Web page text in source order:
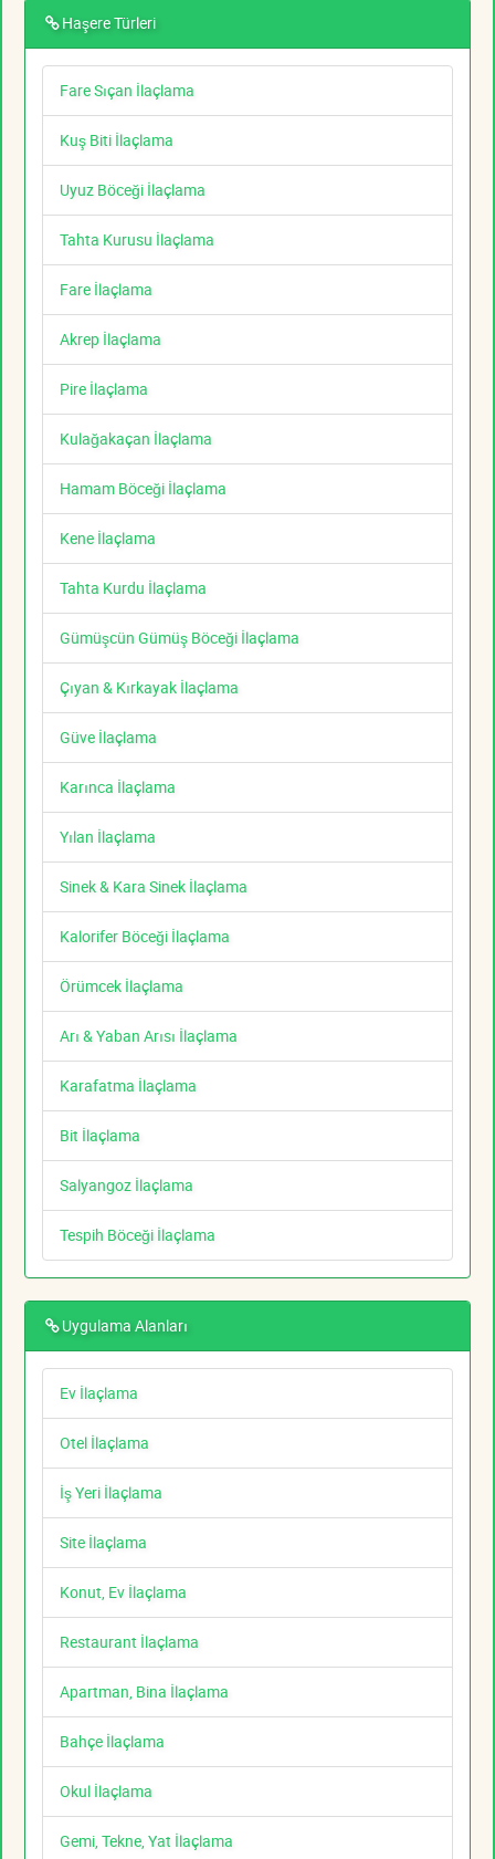
Haşere Türleri
Fare Sıçan İlaçlama
Kuş Biti İlaçlama
Uyuz Böceği İlaçlama
Tahta Kurusu İlaçlama
Fare İlaçlama
Akrep İlaçlama
Pire İlaçlama
Kulağakaçan İlaçlama
Hamam Böceği İlaçlama
Kene İlaçlama
Tahta Kurdu İlaçlama
Gümüşcün Gümüş Böceği İlaçlama
Çıyan & Kırkayak İlaçlama
Güve İlaçlama
Karınca İlaçlama
Yılan İlaçlama
Sinek & Kara Sinek İlaçlama
Kalorifer Böceği İlaçlama
Örümcek İlaçlama
Arı & Yaban Arısı İlaçlama
Karafatma İlaçlama
Bit İlaçlama
Salyangoz İlaçlama
Tespih Böceği İlaçlama
Uygulama Alanları
Ev İlaçlama
Otel İlaçlama
İş Yeri İlaçlama
Site İlaçlama
Konut, Ev İlaçlama
Restaurant İlaçlama
Apartman, Bina İlaçlama
Bahçe İlaçlama
Okul İlaçlama
Gemi, Tekne, Yat İlaçlama